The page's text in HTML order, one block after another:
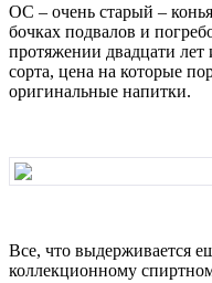
ОС – очень старый –
бочках подвалов и
протяжении двадцати
сорта, цена на которые
оригинальные напитки.
Все, что выдерживается
коллекционному